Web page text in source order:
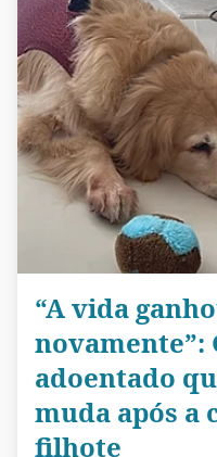
“A vida
novamente”:
adoentado
muda após a
filhote